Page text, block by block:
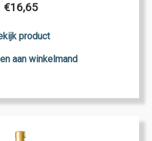
€16,65
product
aan winkelmand